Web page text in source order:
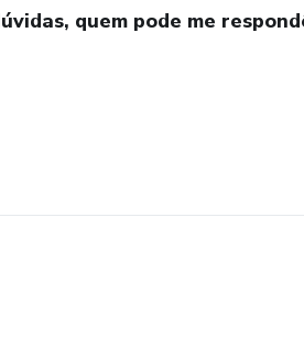
quem pode me